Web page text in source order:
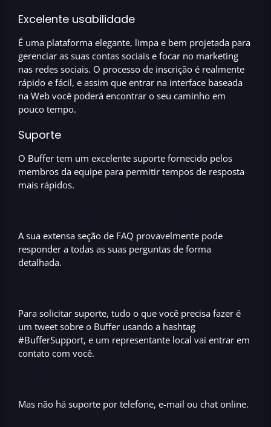
Excelente usabilidade
É uma plataforma elegante, limpa e bem projetada para
gerenciar as suas contas sociais e focar no marketing
nas redes sociais. O processo de inscrição é realmente
rápido e fácil, e assim que entrar na interface baseada
na Web você poderá encontrar o seu caminho em
pouco tempo.
Suporte
O Buffer tem um excelente suporte fornecido pelos
membros da equipe para permitir tempos de resposta
mais rápidos.
A sua extensa seção de FAQ provavelmente pode
responder a todas as suas perguntas de forma
detalhada.
Para solicitar suporte, tudo o que você precisa fazer é
um tweet sobre o Buffer usando a hashtag
#BufferSupport, e um representante local vai entrar em
contato com você.
Mas não há suporte por telefone, e-mail ou chat online.